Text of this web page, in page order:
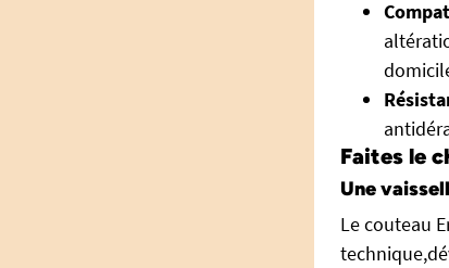
Faites le
Une
Le couteau